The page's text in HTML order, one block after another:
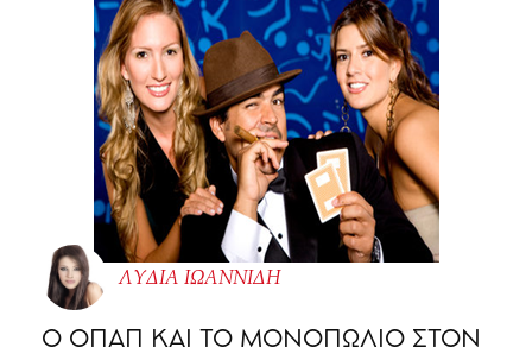
ΛΥΔΙΑ ΙΩΑΝΝΙΔΗ
O ΟΠΑΠ ΚΑΙ ΤΟ ΜΟΝΟΠΩΛΙΟ ΣΤΟΝ